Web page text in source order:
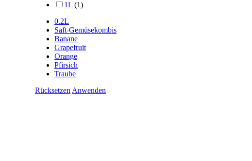
1L (1)
0.2L
Saft-Gemüsekombis
Banane
Grapefruit
Orange
Pfirsich
Traube
Rücksetzen Anwenden